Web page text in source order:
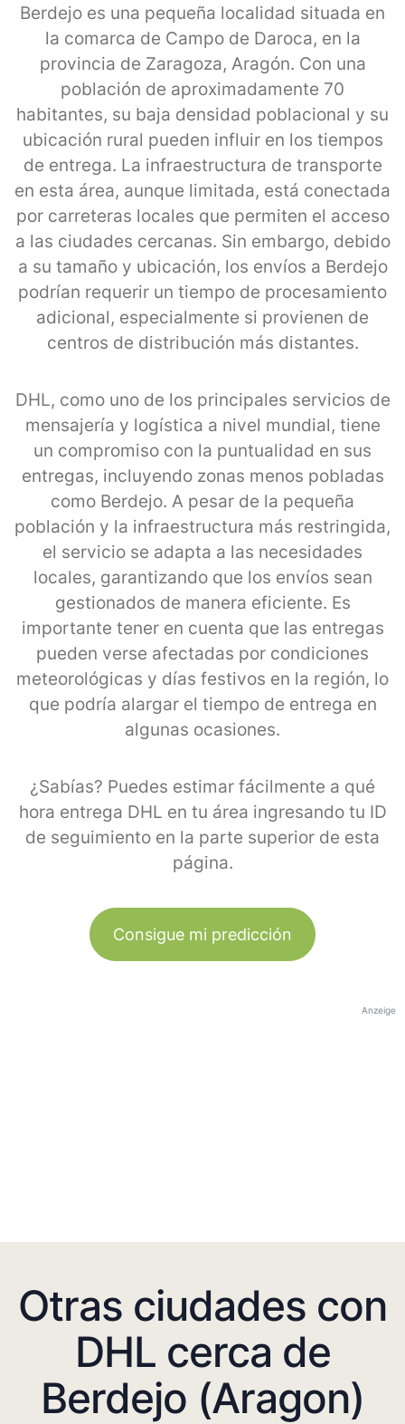
Berdejo es una pequeña localidad situada en
la comarca de Campo de Daroca, en la
provincia de Zaragoza, Aragón. Con una
población de aproximadamente 70
habitantes, su baja densidad poblacional y su
ubicación rural pueden influir en los tiempos
de entrega. La infraestructura de transporte
en esta área, aunque limitada, está conectada
por carreteras locales que permiten el acceso
a las ciudades cercanas. Sin embargo, debido
a su tamaño y ubicación, los envíos a Berdejo
podrían requerir un tiempo de procesamiento
adicional, especialmente si provienen de
centros de distribución más distantes.
DHL, como uno de los principales servicios de
mensajería y logística a nivel mundial, tiene
un compromiso con la puntualidad en sus
entregas, incluyendo zonas menos pobladas
como Berdejo. A pesar de la pequeña
población y la infraestructura más restringida,
el servicio se adapta a las necesidades
locales, garantizando que los envíos sean
gestionados de manera eficiente. Es
importante tener en cuenta que las entregas
pueden verse afectadas por condiciones
meteorológicas y días festivos en la región, lo
que podría alargar el tiempo de entrega en
algunas ocasiones.
¿Sabías? Puedes estimar fácilmente a qué
hora entrega DHL en tu área ingresando tu ID
de seguimiento en la parte superior de esta
página.
Consigue mi predicción
Anzeige
Otras ciudades con
DHL cerca de
Berdejo (Aragon)